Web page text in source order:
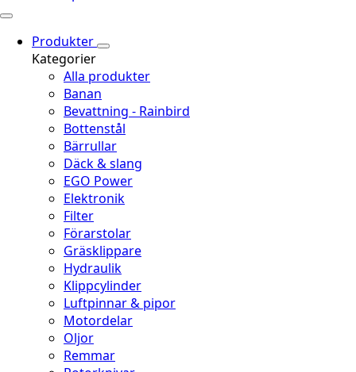
Produkter
Kategorier
Alla produkter
Banan
Bevattning - Rainbird
Bottenstål
Bärrullar
Däck & slang
EGO Power
Elektronik
Filter
Förarstolar
Gräsklippare
Hydraulik
Klippcylinder
Luftpinnar & pipor
Motordelar
Oljor
Remmar